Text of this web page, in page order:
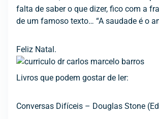
falta de saber o que dizer, fico com a
de um famoso texto… “A saudade é o
Feliz Natal.
Livros que podem gostar de ler:
Conversas Difíceis – Douglas Stone